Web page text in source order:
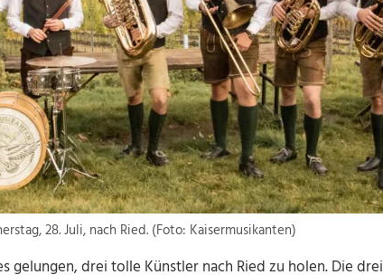
28. Juli, nach Ried. (Foto: Kaisermusikanten)
gelungen, drei tolle Künstler nach Ried zu holen. Die drei